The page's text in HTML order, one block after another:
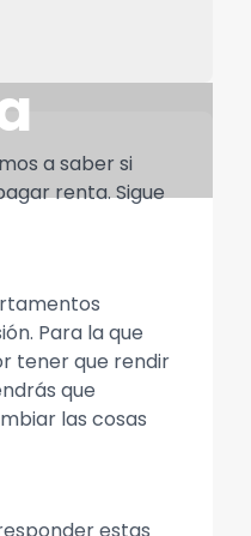
a saber si
renta. Sigue
Para la que
tener que rendir
que
las cosas